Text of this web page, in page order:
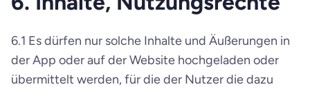
6.1 Es dürfen nur solche Inhalte und Äußerungen in
der App oder auf der Website hochgeladen oder
übermittelt werden, für die der Nutzer die dazu